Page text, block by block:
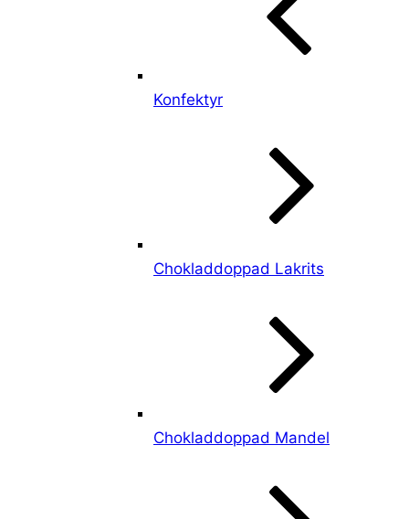
Konfektyr
Chokladdoppad Lakrits
Chokladdoppad Mandel